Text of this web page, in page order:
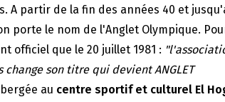
A partir de la fin des années 40 et
porte le nom de l'Anglet Olympique.
officiel que le 20 juillet 1981 :
son titre qui devient ANGLET
au centre sportif et culturel El